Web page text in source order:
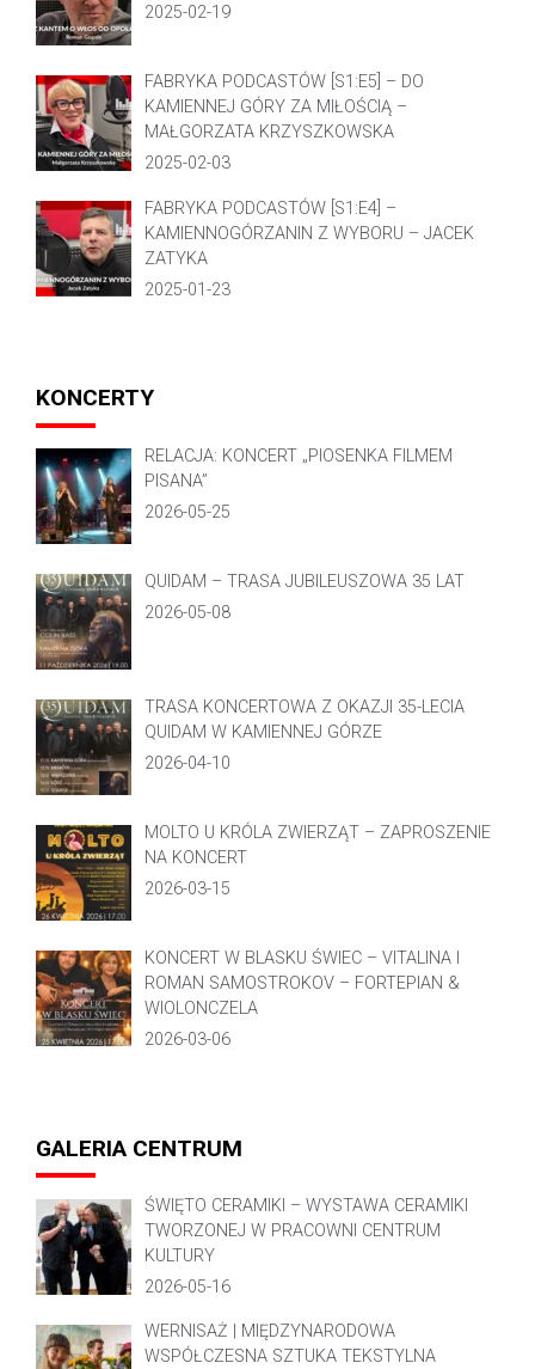
2025-02-19
FABRYKA PODCASTÓW [S1:E5] – DO
KAMIENNEJ GÓRY ZA MIŁOŚCIĄ –
MAŁGORZATA KRZYSZKOWSKA
2025-02-03
FABRYKA PODCASTÓW [S1:E4] –
KAMIENNOGÓRZANIN Z WYBORU – JACEK
ZATYKA
2025-01-23
KONCERTY
RELACJA: KONCERT „PIOSENKA FILMEM
PISANA”
2026-05-25
QUIDAM – TRASA JUBILEUSZOWA 35 LAT
2026-05-08
TRASA KONCERTOWA Z OKAZJI 35-LECIA
QUIDAM W KAMIENNEJ GÓRZE
2026-04-10
MOLTO U KRÓLA ZWIERZĄT – ZAPROSZENIE
NA KONCERT
2026-03-15
KONCERT W BLASKU ŚWIEC – VITALINA I
ROMAN SAMOSTROKOV – FORTEPIAN &
WIOLONCZELA
2026-03-06
GALERIA CENTRUM
ŚWIĘTO CERAMIKI – WYSTAWA CERAMIKI
TWORZONEJ W PRACOWNI CENTRUM
KULTURY
2026-05-16
WERNISAŻ | MIĘDZYNARODOWA
WSPÓŁCZESNA SZTUKA TEKSTYLNA